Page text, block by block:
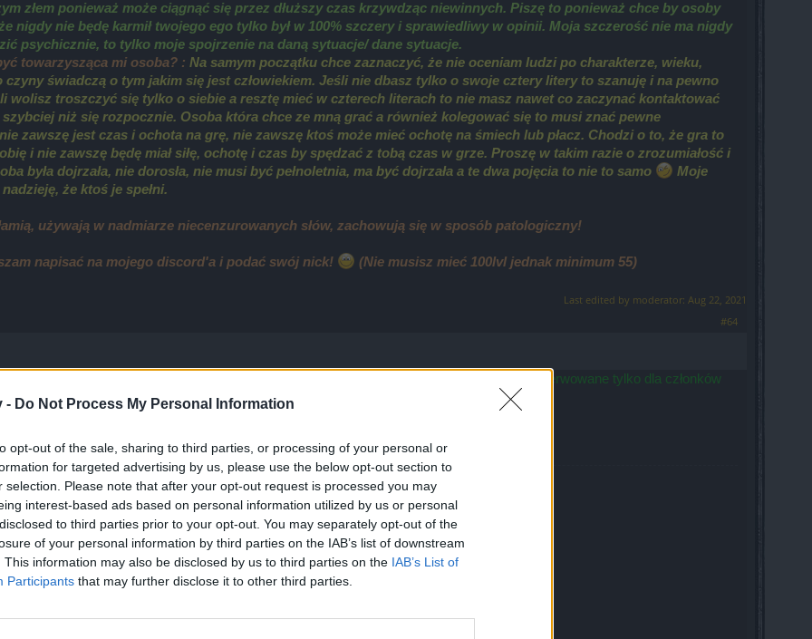
- Do Not Process My Personal Information
opt-out of the sale, sharing to third parties, or processing of your personal or
for targeted advertising by us, please use the below opt-out section to
selection. Please note that after your opt-out request is processed you may
interest-based ads based on personal information utilized by us or personal
to third parties prior to your opt-out. You may separately opt-out of the
of your personal information by third parties on the IAB’s list of downstream
This information may also be disclosed by us to third parties on the IAB’s List of
Participants that may further disclose it to other third parties.
złem ponieważ może ciągnąć się przez dłuższy czas krzywdząc niewinnych. Piszę to ponieważ chce by osoby
nigdy nie będę karmił twojego ego tylko był w 100% szczery i sprawiedliwy w opinii. Moja szczerość nie ma nigdy
psychicznie, to tylko moje spojrzenie na daną sytuacje/ dane sytuacje.
towarzysząca mi osoba? : Na samym początku chce zaznaczyć, że nie oceniam ludzi po charakterze, wieku,
czyny świadczą o tym jakim się jest człowiekiem. Jeśli nie dbasz tylko o swoje cztery litery to szanuję i na pewno
wolisz troszczyć się tylko o siebie a resztę mieć w czterech literach to nie masz nawet co zaczynać kontaktować
niż się rozpocznie. Osoba która chce ze mną grać a również kolegować się to musi znać pewne
zawszę jest czas i ochota na grę, nie zawszę ktoś może mieć ochotę na śmiech lub płacz. Chodzi o to, że gra to
i nie zawszę będę miał siłę, ochotę i czas by spędzać z tobą czas w grze. Proszę w takim razie o zrozumiałość i
była dojrzała, nie dorosła, nie musi być pełnoletnia, ma być dojrzała a te dwa pojęcia to nie to samo
Moje
że ktoś je spełni.
używają w nadmiarze niecenzurowanych słów, zachowują się w sposób patologiczny!
napisać na mojego discord'a i podać swój nick! (Nie musisz mieć 100lvl jednak minimum 55)
Last edited by moderator: Aug 22, 2021
#64
) są zarezerwowane tylko dla członków
towarzyszy!